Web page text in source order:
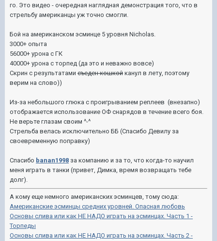
го. Это видео - очередная наглядная демонстрация того, что в
стрельбу американцы уж точно смогли.
Бой на американском эсминце 5 уровня Nicholas.
3000+ опыта
56000+ урона с ГК
40000+ урона с торпед (да это и неважно вовсе)
Скрин с результатами съеден кошкой канул в лету, поэтому
верим на слово))
Из-за небольшого глюка с проигрыванием реплеев (внезапно)
отображается использование ОФ снарядов в течение всего боя.
Не верьте глазам своим ^-^
Стрельба велась исключительно ББ (Спасибо Девилу за
своевременную поправку)
Спасибо banan1998 за компанию и за то, что когда-то научил
меня играть в танки (привет, Димка, время возвращать тебе
долг).
А кому еще немного американских эсминцев, тому сюда:
Американские эсминцы средних уровней. Опасная любовь
Основы слива или как НЕ НАДО играть на эсминцах. Часть 1 -
Торпеды
Основы слива или как НЕ НАДО играть на эсминцах. Часть 2 -